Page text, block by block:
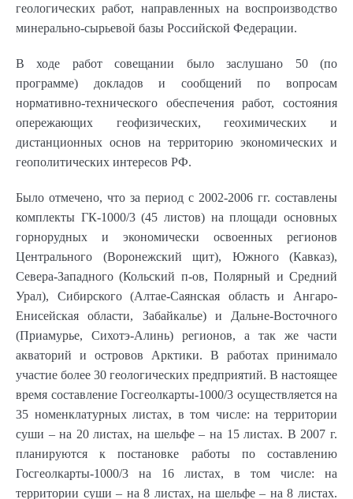
геологических работ, направленных на воспроизводство
минерально-сырьевой базы Российской Федерации.
В ходе работ совещании было заслушано 50 (по
программе) докладов и сообщений по вопросам
нормативно-технического обеспечения работ, состояния
опережающих геофизических, геохимических и
дистанционных основ на территорию экономических и
геополитических интересов РФ.
Было отмечено, что за период с 2002-2006 гг. составлены
комплекты ГК-1000/3 (45 листов) на площади основных
горнорудных и экономически освоенных регионов
Центрального (Воронежский щит), Южного (Кавказ),
Севера-Западного (Кольский п-ов, Полярный и Средний
Урал), Сибирского (Алтае-Саянская область и Ангаро-
Енисейская области, Забайкалье) и Дальне-Восточного
(Приамурье, Сихотэ-Алинь) регионов, а так же части
акваторий и островов Арктики. В работах принимало
участие более 30 геологических предприятий. В настоящее
время составление Госгеолкарты-1000/3 осуществляется на
35 номенклатурных листах, в том числе: на территории
суши – на 20 листах, на шельфе – на 15 листах. В 2007 г.
планируются к постановке работы по составлению
Госгеолкарты-1000/3 на 16 листах, в том числе: на
территории суши – на 8 листах, на шельфе – на 8 листах.